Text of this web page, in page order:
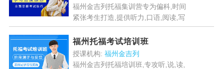
福州金吉列托福集训营专为偏科,时间
紧张考生打造,提供听力,口语,阅读,写
作专项训练,小班分层教学+动态测评
+专属档案,助你快速突破托福瓶颈,实
现高分梦想....[详情]
福州托福考试培训班
授课机构: 福州金吉列
福州金吉列托福培训班,专攻听,说,读,